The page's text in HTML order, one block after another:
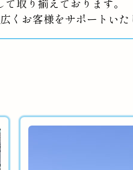
取り揃えております。
お客様をサポートいた